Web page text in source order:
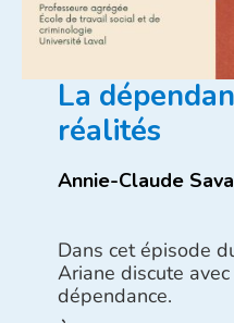
La
réalités
Annie-Claude
Dans cet épisode
Ariane discute
dépendance.